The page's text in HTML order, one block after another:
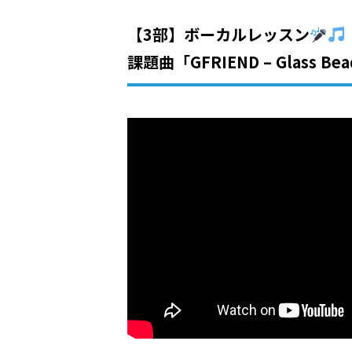
【3部】ボーカルレッスン
課題曲「GFRIEND – Glass